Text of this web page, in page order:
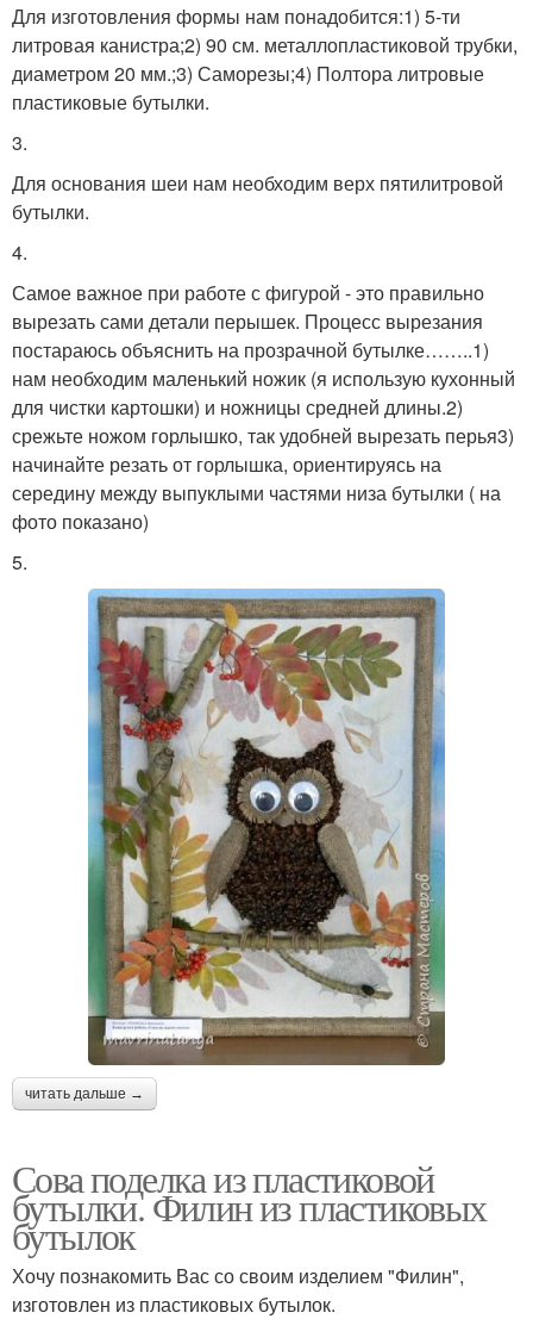
Для изготовления формы нам понадобится:1) 5-ти
литровая канистра;2) 90 см. металлопластиковой трубки,
диаметром 20 мм.;3) Саморезы;4) Полтора литровые
пластиковые бутылки.
3.
Для основания шеи нам необходим верх пятилитровой
бутылки.
4.
Самое важное при работе с фигурой - это правильно
вырезать сами детали перышек. Процесс вырезания
постараюсь объяснить на прозрачной бутылке……..1)
нам необходим маленький ножик (я использую кухонный
для чистки картошки) и ножницы средней длины.2)
срежьте ножом горлышко, так удобней вырезать перья3)
начинайте резать от горлышка, ориентируясь на
середину между выпуклыми частями низа бутылки ( на
фото показано)
5.
читать дальше →
Сова поделка из пластиковой
бутылки. Филин из пластиковых
бутылок
Хочу познакомить Вас со своим изделием "Филин",
изготовлен из пластиковых бутылок.